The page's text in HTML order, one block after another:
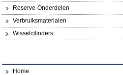
Reserve-Onderdelen
Verbruiksmaterialen
Wisselcilinders
Home